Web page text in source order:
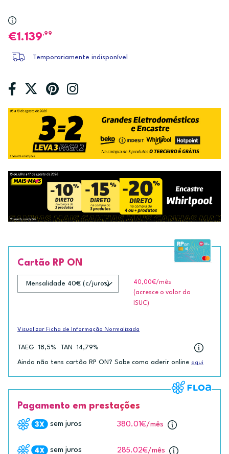
1.139,99
Temporariamente indisponível
Cartão RP ON
40,00€/mês
(acresce o valor do
ISUC)
Visualizar Ficha de Informação Normalizada
TAEG 18,5% TAN 14,79%
Ainda não tens cartão RP ON? Sabe como aderir online aqui
Pagamento em prestações
sem juros 380.01€/mês
sem juros 285.02€/mês